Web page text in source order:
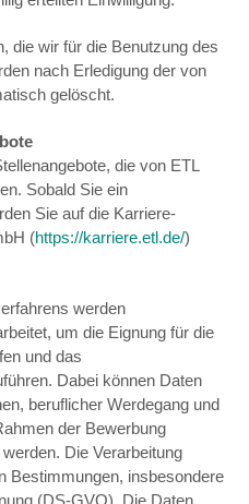
die wir für die Benutzung des
nach Erledigung der von
gelöscht.
die von ETL
Sobald Sie ein
Sie auf die Karriere-
(https://karriere.etl.de/)
werden
um die Eignung für die
und das
Dabei können Daten
beruflicher Werdegang und
der Bewerbung
Die Verarbeitung
Bestimmungen, insbesondere
(DS-GVO). Die Daten